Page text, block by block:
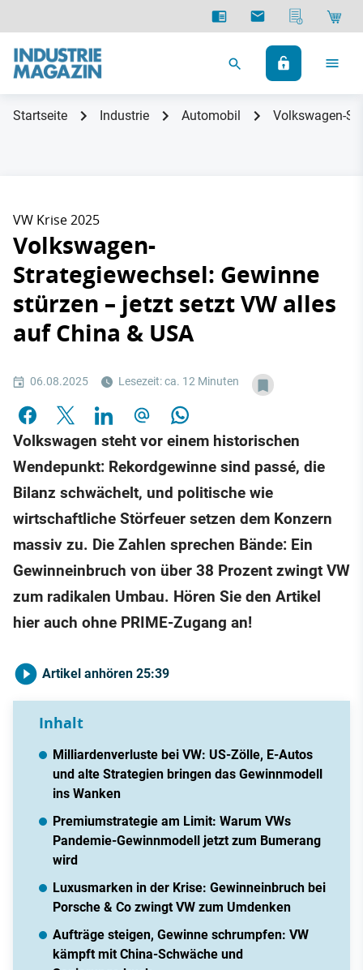
Startseite Industrie Automobil Volkswagen-
VW Krise 2025
Volkswagen-
Strategiewechsel: Gewinne
stürzen – jetzt setzt VW alles
auf China & USA
06.08.2025 Lesezeit: ca. 12 Minuten
Volkswagen steht vor einem historischen
Wendepunkt: Rekordgewinne sind passé, die
Bilanz schwächelt, und politische wie
wirtschaftliche Störfeuer setzen dem Konzern
massiv zu. Die Zahlen sprechen Bände: Ein
Gewinneinbruch von über 38 Prozent zwingt VW
zum radikalen Umbau. Hören Sie den Artikel
hier auch ohne PRIME-Zugang an!
Artikel anhören 25:39
Inhalt
Milliardenverluste bei VW: US-Zölle, E-Autos
und alte Strategien bringen das Gewinnmodell
ins Wanken
Premiumstrategie am Limit: Warum VWs
Pandemie-Gewinnmodell jetzt zum Bumerang
wird
Luxusmarken in der Krise: Gewinneinbruch bei
Porsche & Co zwingt VW zum Umdenken
Aufträge steigen, Gewinne schrumpfen: VW
kämpft mit China-Schwäche und